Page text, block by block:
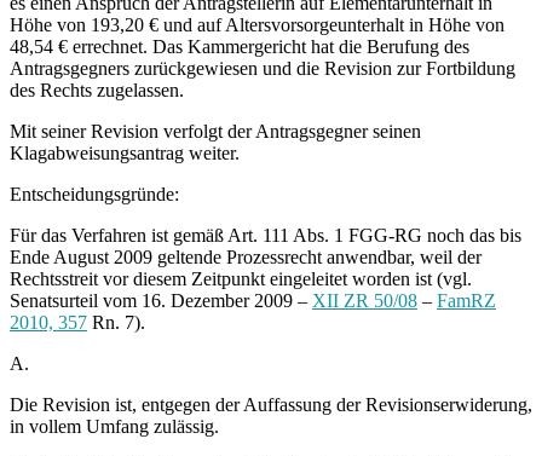
Höhe von 193,20 € und auf Altersvorsorgeunterhalt in Höhe von
48,54 € errechnet. Das Kammergericht hat die Berufung des
Antragsgegners zurückgewiesen und die Revision zur Fortbildung
des Rechts zugelassen.
Mit seiner Revision verfolgt der Antragsgegner seinen
Klagabweisungsantrag weiter.
Entscheidungsgründe:
Für das Verfahren ist gemäß Art. 111 Abs. 1 FGG-RG noch das bis
Ende August 2009 geltende Prozessrecht anwendbar, weil der
Rechtsstreit vor diesem Zeitpunkt eingeleitet worden ist (vgl.
Senatsurteil vom 16. Dezember 2009 – XII ZR 50/08 – FamRZ
2010, 357 Rn. 7).
A.
Die Revision ist, entgegen der Auffassung der Revisionserwiderung,
in vollem Umfang zulässig.